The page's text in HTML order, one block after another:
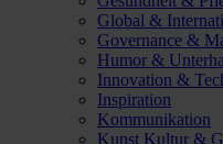
Global &
Governance &
Humor &
Innovation &
Inspiration
Kommunikation
Kunst Kultur &